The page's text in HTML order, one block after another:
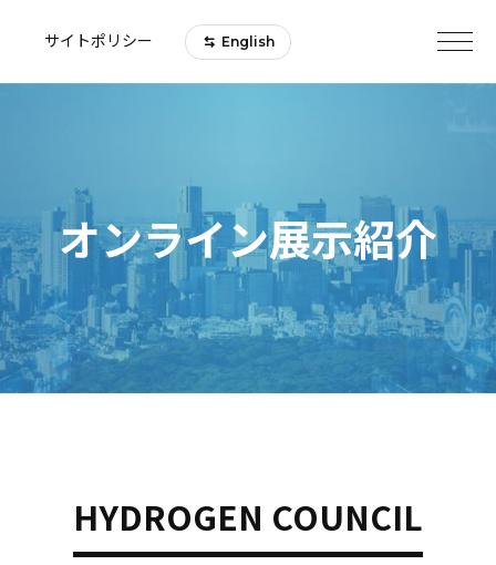
サイトポリシー English
オンライン展示紹介
HYDROGEN COUNCIL